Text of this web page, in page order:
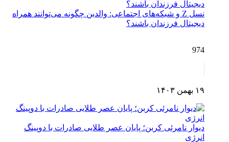
نسل Z و شبکه‌های اجتماعی: والدین چگونه می‌توانند همراه
دیجیتال فرزندان باشند؟
974
۱۹ بهمن ۱۴۰۳
دیوار نامرئی کربن؛ پایان عصر طلایی صادرات با دوپینگ
انرژی